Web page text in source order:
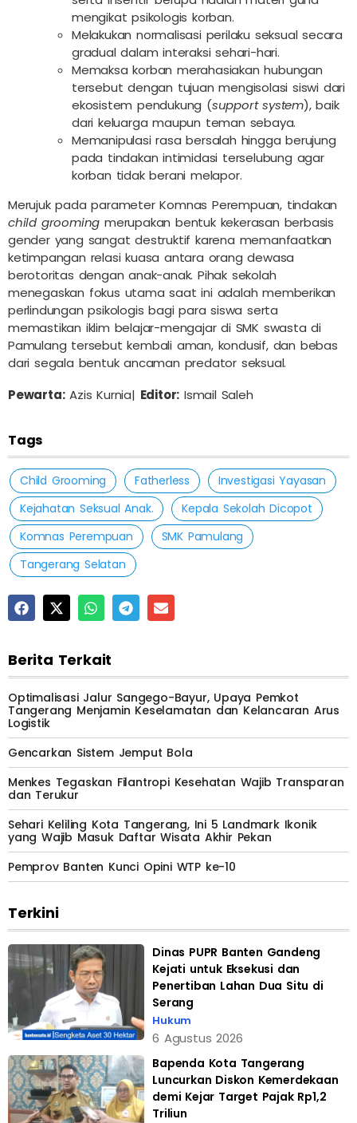
mengikat psikologis korban.
Melakukan normalisasi perilaku seksual secara
gradual dalam interaksi sehari-hari.
Memaksa korban merahasiakan hubungan
tersebut dengan tujuan mengisolasi siswi dari
ekosistem pendukung (support system), baik
dari keluarga maupun teman sebaya.
Memanipulasi rasa bersalah hingga berujung
pada tindakan intimidasi terselubung agar
korban tidak berani melapor.
Merujuk pada parameter Komnas Perempuan, tindakan
child grooming merupakan bentuk kekerasan berbasis
gender yang sangat destruktif karena memanfaatkan
ketimpangan relasi kuasa antara orang dewasa
berotoritas dengan anak-anak. Pihak sekolah
menegaskan fokus utama saat ini adalah memberikan
perlindungan psikologis bagi para siswa serta
memastikan iklim belajar-mengajar di SMK swasta di
Pamulang tersebut kembali aman, kondusif, dan bebas
dari segala bentuk ancaman predator seksual.
Pewarta:Azis Kurnia| Editor: Ismail Saleh
Tags
Child Grooming Fatherless
Investigasi Yayasan
Kejahatan Seksual Anak.
Kepala Sekolah Dicopot
Komnas Perempuan
SMK Pamulang
Tangerang Selatan
Berita Terkait
Optimalisasi Jalur Sangego-Bayur, Upaya Pemkot
Tangerang Menjamin Keselamatan dan Kelancaran Arus
Logistik
Gencarkan Sistem Jemput Bola
Menkes Tegaskan Filantropi Kesehatan Wajib Transparan
dan Terukur
Sehari Keliling Kota Tangerang, Ini 5 Landmark Ikonik
yang Wajib Masuk Daftar Wisata Akhir Pekan
Pemprov Banten Kunci Opini WTP ke-10
Terkini
Dinas PUPR Banten Gandeng
Kejati untuk Eksekusi dan
Penertiban Lahan Dua Situ di
Serang
Hukum
6 Agustus 2026
Bapenda Kota Tangerang
Luncurkan Diskon Kemerdekaan
demi Kejar Target Pajak Rp1,2
Triliun